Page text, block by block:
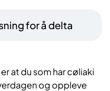
for å delta
at du som har cøliaki
og oppleve